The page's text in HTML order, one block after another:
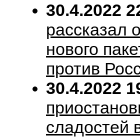
30.4.2022
рассказал
нового
против
30.4.2022
сладостей